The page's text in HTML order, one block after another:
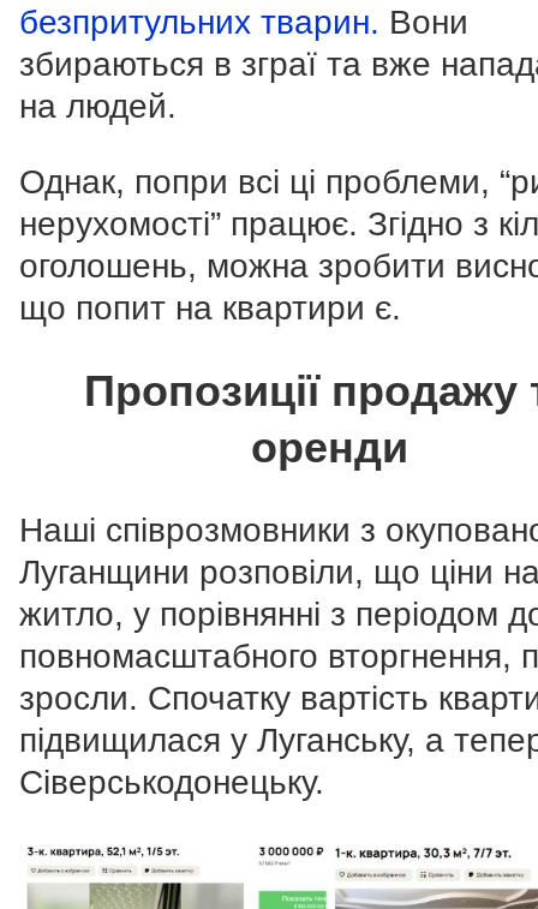
безпритульних тварин. Вони
збираються в зграї та вже
на людей.
Однак, попри всі ці проблеми,
нерухомості” працює. Згідно з
оголошень, можна зробити
що попит на квартири є.
Пропозиції продажу
оренди
Наші співрозмовники з
Луганщини розповіли, що ціни
житло, у порівнянні з періодом
повномасштабного вторгнення,
зросли. Спочатку вартість
підвищилася у Луганську, а
Сіверськодонецьку.